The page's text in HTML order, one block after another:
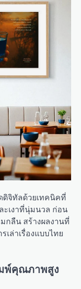
ดิจิทัลด้วยเทคนิคที่
เงาที่นุ่มนวล ก่อน
กลืน สร้างผลงานที่
เล่าเรื่องแบบไทย
พ์คุณภาพสูง